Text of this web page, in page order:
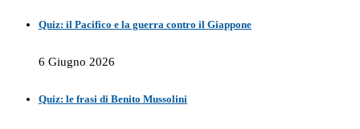
Quiz: il Pacifico e la guerra contro il Giappone
6 Giugno 2026
Quiz: le frasi di Benito Mussolini